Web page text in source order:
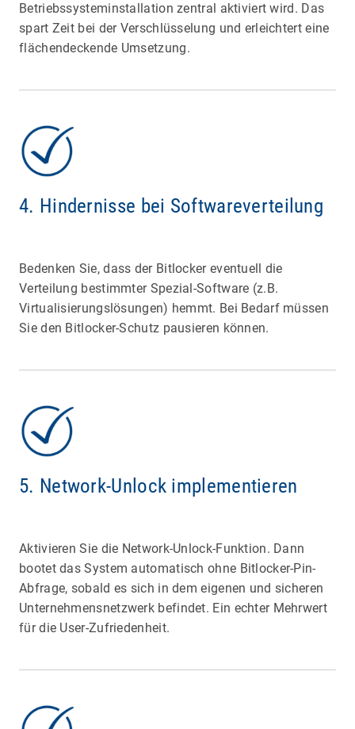
Betriebssysteminstallation zentral aktiviert wird. Das
spart Zeit bei der Verschlüsselung und erleichtert eine
flächendeckende Umsetzung.
4. Hindernisse bei Softwareverteilung
Bedenken Sie, dass der Bitlocker eventuell die
Verteilung bestimmter Spezial-Software (z.B.
Virtualisierungslösungen) hemmt. Bei Bedarf müssen
Sie den Bitlocker-Schutz pausieren können.
5. Network-Unlock implementieren
Aktivieren Sie die Network-Unlock-Funktion. Dann
bootet das System automatisch ohne Bitlocker-Pin-
Abfrage, sobald es sich in dem eigenen und sicheren
Unternehmensnetzwerk befindet. Ein echter Mehrwert
für die User-Zufriedenheit.